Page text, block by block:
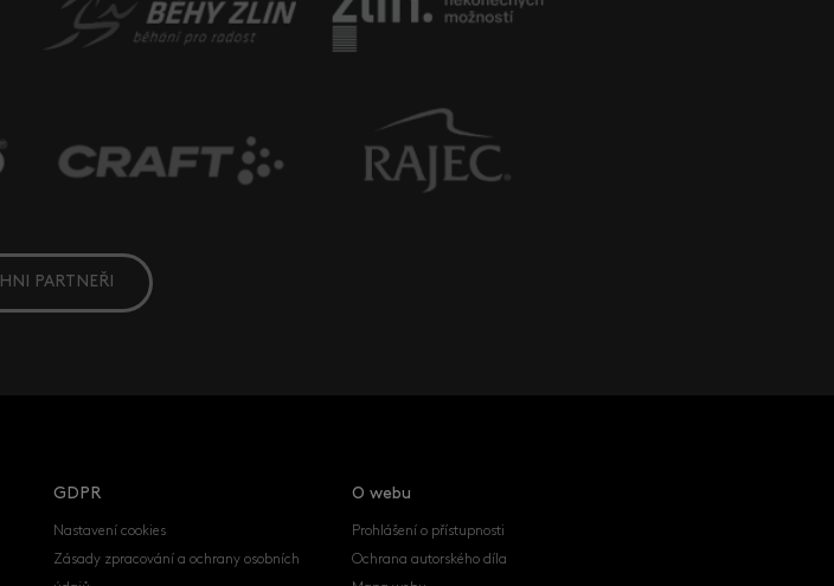
PARTNEŘI
GDPR
Nastavení cookies
Zásady zpracování a ochrany osobních
O webu
Prohlášení o přístupnosti
Ochrana autorského díla